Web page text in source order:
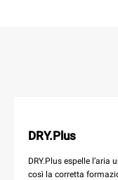
DRY.Plus
DRY.Plus espelle
così la corretta